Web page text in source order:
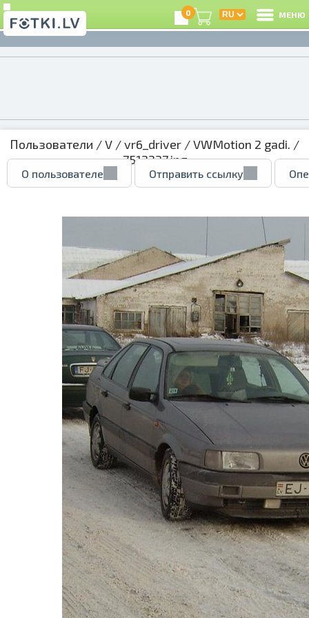
0 МЕНЮ
Пользователи /V /vr6_driver /VWMotion 2 gadi. /
7512237.jpg
О пользователе Отправить ссылку